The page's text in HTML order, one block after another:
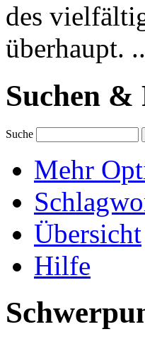
des
überhaupt.
Suchen &
Suche
Mehr
Übersicht
Hilfe